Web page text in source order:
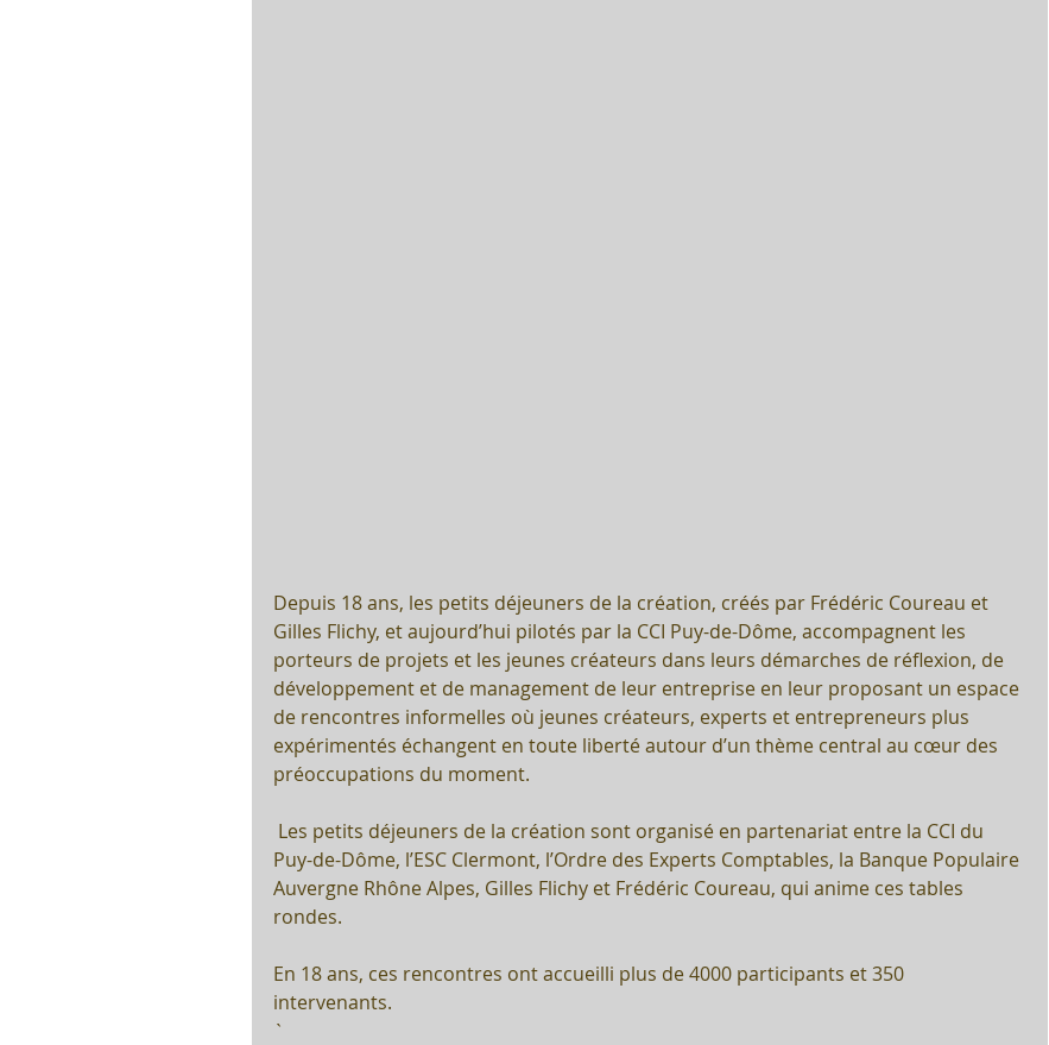
Depuis 18 ans, les petits déjeuners de la création, créés par Frédéric Coureau et
Gilles Flichy, et aujourd’hui pilotés par la CCI Puy-de-Dôme, accompagnent les
porteurs de projets et les jeunes créateurs dans leurs démarches de réflexion, de
développement et de management de leur entreprise en leur proposant un espace
de rencontres informelles où jeunes créateurs, experts et entrepreneurs plus
expérimentés échangent en toute liberté autour d’un thème central au cœur des
préoccupations du moment.
Puy-de-Dôme, l’ESC Clermont, l’Ordre des Experts Comptables, la Banque Populaire
Auvergne Rhône Alpes, Gilles Flichy et Frédéric Coureau, qui anime ces tables
rondes.
En 18 ans, ces rencontres ont accueilli plus de 4000 participants et 350
intervenants.
`